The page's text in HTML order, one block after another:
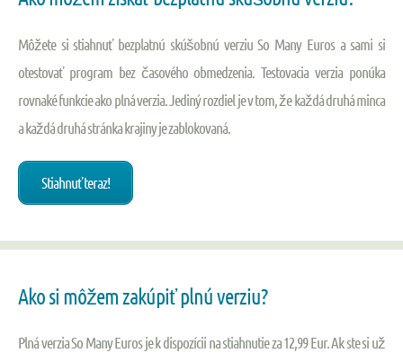
Môžete si stiahnuť bezplatnú skúšobnú verziu So Many Euros a sami si
otestovať program bez časového obmedzenia. Testovacia verzia ponúka
rovnaké funkcie ako plná verzia. Jediný rozdiel je v tom, že každá druhá minca
a každá druhá stránka krajiny je zablokovaná.
Stiahnuť teraz!
Ako si môžem zakúpiť plnú verziu?
Plná verzia So Many Euros je k dispozícii na stiahnutie za 12,99 Eur. Ak ste si už